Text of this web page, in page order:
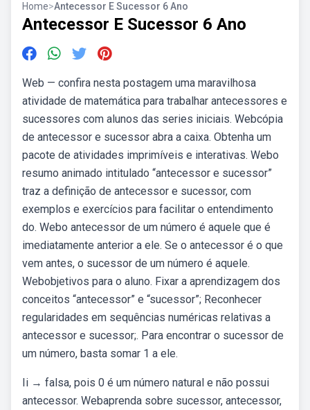
Home>Antecessor E Sucessor 6 Ano
Antecessor E Sucessor 6 Ano
Web — confira nesta postagem uma maravilhosa
atividade de matemática para trabalhar antecessores e
sucessores com alunos das series iniciais. Webcópia
de antecessor e sucessor abra a caixa. Obtenha um
pacote de atividades imprimíveis e interativas. Webo
resumo animado intitulado “antecessor e sucessor”
traz a definição de antecessor e sucessor, com
exemplos e exercícios para facilitar o entendimento
do. Webo antecessor de um número é aquele que é
imediatamente anterior a ele. Se o antecessor é o que
vem antes, o sucessor de um número é aquele.
Webobjetivos para o aluno. Fixar a aprendizagem dos
conceitos “antecessor” e “sucessor”; Reconhecer
regularidades em sequências numéricas relativas a
antecessor e sucessor;. Para encontrar o sucessor de
um número, basta somar 1 a ele.
Ii → falsa, pois 0 é um número natural e não possui
antecessor. Webaprenda sobre sucessor, antecessor,